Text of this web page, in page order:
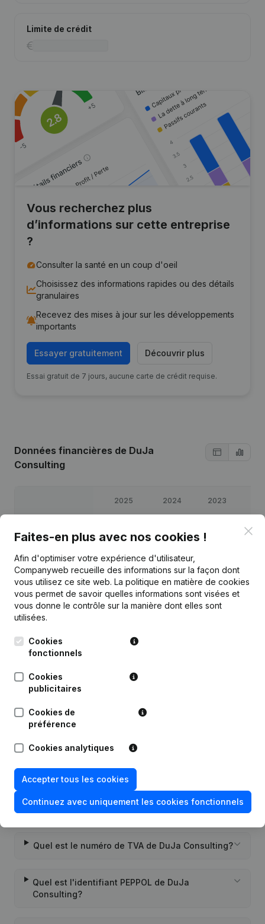
Limite de crédit
Vous recherchez plus
d’informations sur cette entreprise
?
Consulter la santé en un coup d'oeil
Choisissez des informations rapides ou des détails
granulaires
Recevez des mises à jour sur les développements
importants
Essayer gratuitement Découvrir plus
Essai gratuit de 7 jours, aucune carte de crédit requise.
Données financières de DuJa
Consulting
2025 2024 2023
€43
Capitaux propres €31 575 €179 018
Marge brute € 141 021 € 106 984 € 62 268 €60
Publicationsde DuJa Consulting
Date
Succursale, etc...)
Questions fréquemment posées
Quel est le numéro de TVA de DuJa Consulting?
Quel est l'identifiant PEPPOL de DuJa
Consulting?
Faites-en plus avec nos cookies !
Afin d'optimiser votre expérience d'utilisateur,
Companyweb recueille des informations sur la façon dont
vous utilisez ce site web. La politique en matière de cookies
vous permet de savoir quelles informations sont visées et
vous donne le contrôle sur la manière dont elles sont
utilisées.
Cookies
fonctionnels
Cookies
publicitaires
Cookies de
préférence
Cookies analytiques
Accepter tous les cookies
Continuez avec uniquement les cookies fonctionnels